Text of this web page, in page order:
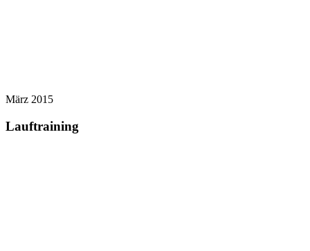
März 2015
Lauftraining